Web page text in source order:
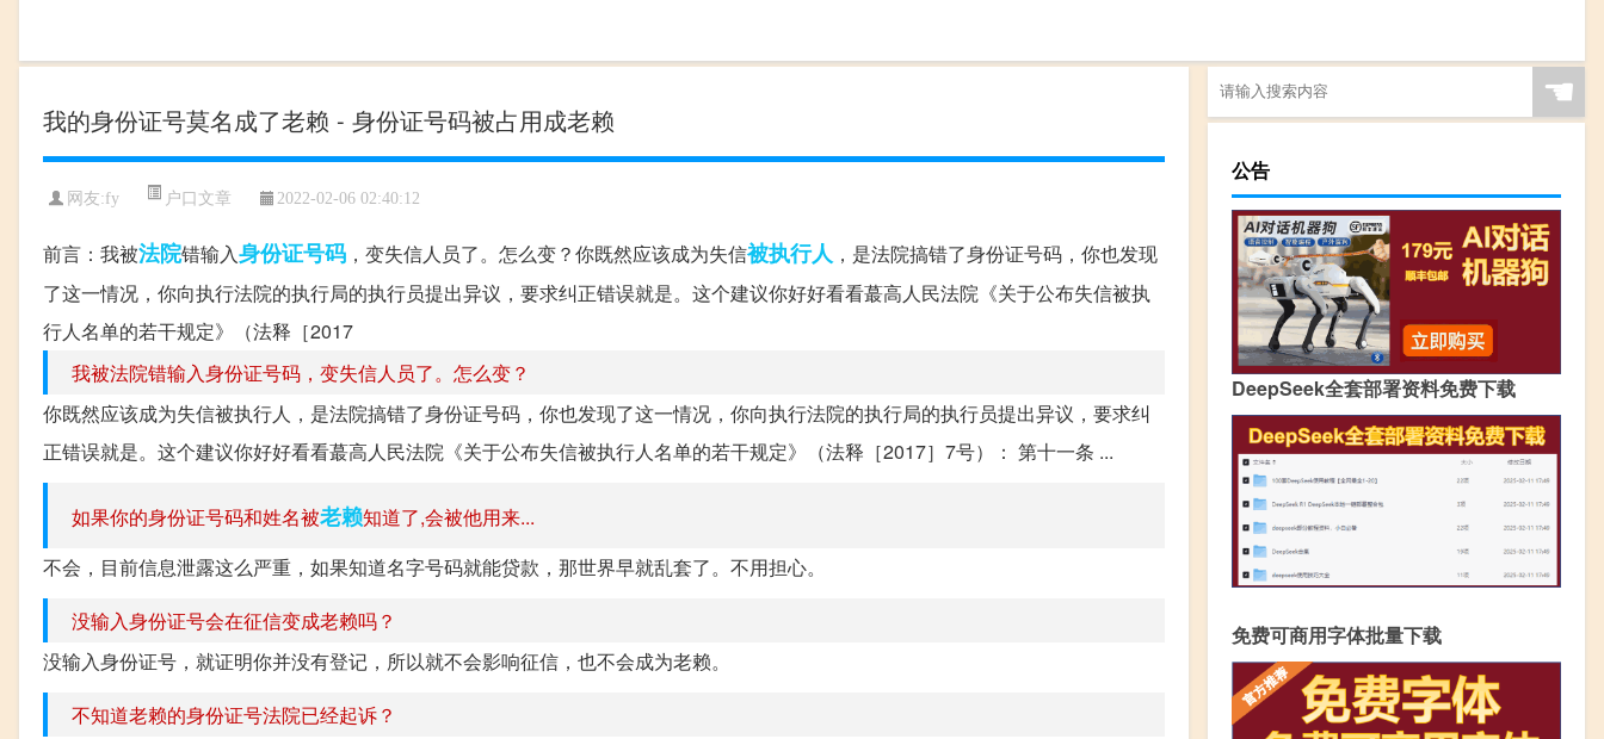
我的身份证号莫名成了老赖 - 身份证号码被占用成老赖
网友:fy 户口文章 2022-02-06 02:40:12
前言：我被法院错输入身份证号码 ，变失信人员了。怎么变？你既然应该成为失信被执行人 ，是法院搞错了身份证号码，你也发现
了这一情况，你向执行法院的执行局的执行员提出异议，要求纠正错误就是。这个建议你好好看看蕞高人民法院《关于公布失信被执
行人名单的若干规定》（法释［2017
我被法院错输入身份证号码，变失信人员了。怎么变？
你既然应该成为失信被执行人，是法院搞错了身份证号码，你也发现了这一情况，你向执行法院的执行局的执行员提出异议，要求纠
正错误就是。这个建议你好好看看蕞高人民法院《关于公布失信被执行人名单的若干规定》（法释［2017］7号）： 第十一条 ...
如果你的身份证号码和姓名被老赖知道了,会被他用来...
不会，目前信息泄露这么严重，如果知道名字号码就能贷款，那世界早就乱套了。不用担心。
没输入身份证号会在征信变成老赖吗？
没输入身份证号，就证明你并没有登记，所以就不会影响征信，也不会成为老赖。
不知道老赖的身份证号法院已经起诉？
☚
公告
DeepSeek全套部署资料免费下载
免费可商用字体批量下载